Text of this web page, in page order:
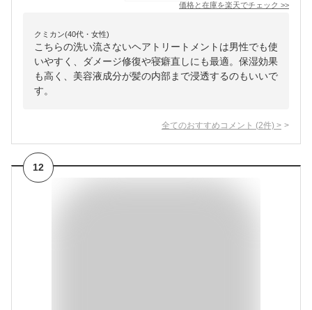
価格と在庫を楽天でチェック >>
クミカン(40代・女性)
こちらの洗い流さないヘアトリートメントは男性でも使
いやすく、ダメージ修復や寝癖直しにも最適。保湿効果
も高く、美容液成分が髪の内部まで浸透するのもいいで
す。
全てのおすすめコメント (2件) >
12